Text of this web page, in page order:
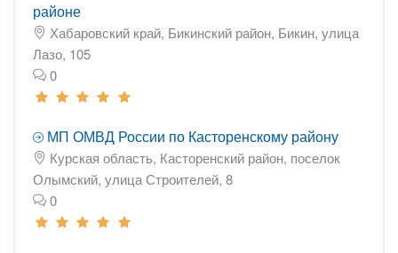
районе
Хабаровский край, Бикинский район, Бикин, улица
Лазо, 105
0
МП ОМВД России по Касторенскому району
Курская область, Касторенский район, поселок
Олымский, улица Строителей, 8
0